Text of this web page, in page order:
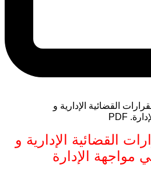
القضائية الإدارية و
مواجهة الإدارة